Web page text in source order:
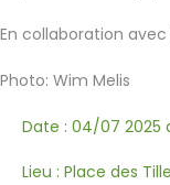
En collaboration
Photo: Wim Melis
Date : 04/07 2025
Lieu : Place des